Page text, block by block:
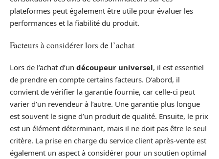
plateformes peut également être utile pour évaluer les
performances et la fiabilité du produit.
Facteurs à considérer lors de l’achat
Lors de l’achat d’un découpeur universel, il est essentiel
de prendre en compte certains facteurs. D’abord, il
convient de vérifier la garantie fournie, car celle-ci peut
varier d’un revendeur à l’autre. Une garantie plus longue
est souvent le signe d’un produit de qualité. Ensuite, le prix
est un élément déterminant, mais il ne doit pas être le seul
critère. La prise en charge du service client après-vente est
également un aspect à considérer pour un soutien optimal